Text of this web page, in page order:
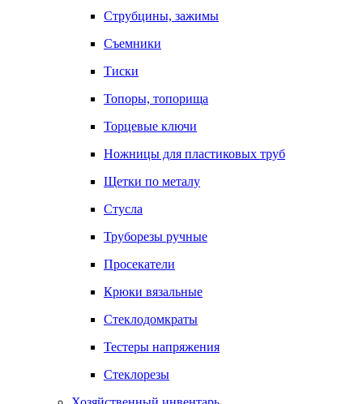
Струбцины, зажимы
Съемники
Тиски
Топоры, топорища
Торцевые ключи
Ножницы для пластиковых труб
Щетки по металу
Стусла
Труборезы ручные
Просекатели
Крюки вязальные
Стеклодомкраты
Тестеры напряжения
Стеклорезы